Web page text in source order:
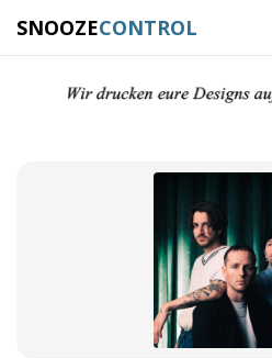
SNOOZECONTROL